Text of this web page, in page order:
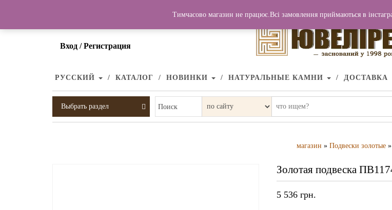
Вход / Регистрация
РУССКИЙ КАТАЛОГ НОВИНКИ НАТУРАЛЬНЫЕ КАМНИ ДОСТАВКА
Выбрать раздел Поиск
магазин » Подвески золотые
Золотая подвеска
5 536 грн.
Тимчасово магазин не працює.Всі замовлення приймаються в